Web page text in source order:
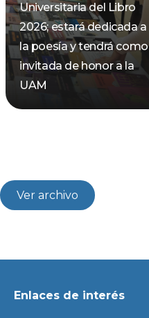
Universitaria del Libro
2026; estará dedicada a
la poesía y tendrá como
invitada de honor a la
UAM
Ver archivo
Enlaces de interés